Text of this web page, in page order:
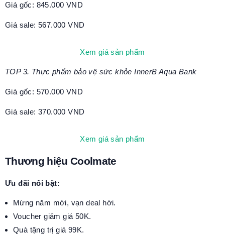
Giá gốc: 845.000 VND
Giá sale: 567.000 VND
Xem giá sản phẩm
TOP 3. Thực phẩm bảo vệ sức khỏe InnerB Aqua Bank
Giá gốc: 570.000 VND
Giá sale: 370.000 VND
Xem giá sản phẩm
Thương hiệu Coolmate
Ưu đãi nổi bật:
Mừng năm mới, vạn deal hời.
Voucher giảm giá 50K.
Quà tặng trị giá 99K.